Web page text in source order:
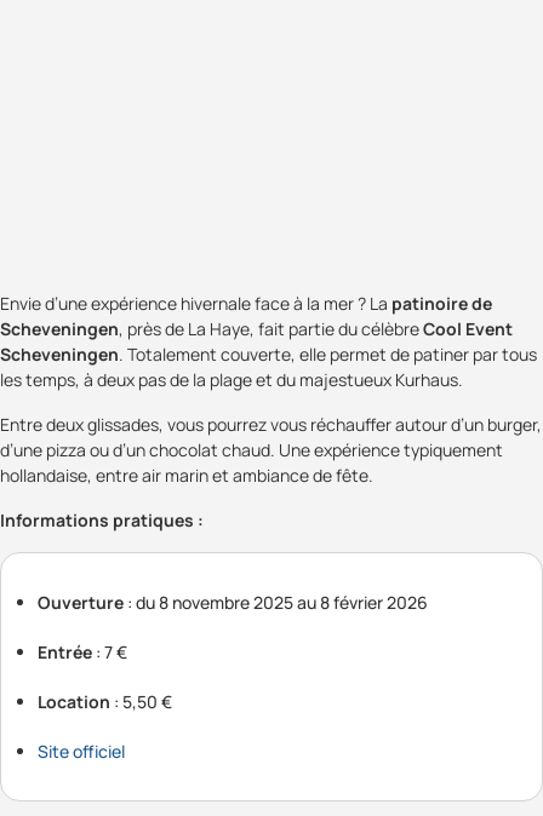
Envie d’une expérience hivernale face à la mer ? La patinoire de
Scheveningen, près de La Haye, fait partie du célèbreCool Event
Scheveningen. Totalement couverte, elle permet de patiner par tous
les temps, à deux pas de la plage et du majestueux Kurhaus.
Entre deux glissades, vous pourrez vous réchauffer autour d’un burger,
d’une pizza ou d’un chocolat chaud. Une expérience typiquement
hollandaise, entre air marin et ambiance de fête.
Informations pratiques :
Ouverture : du 8 novembre 2025 au 8 février 2026
Entrée : 7 €
Location : 5,50 €
Site officiel